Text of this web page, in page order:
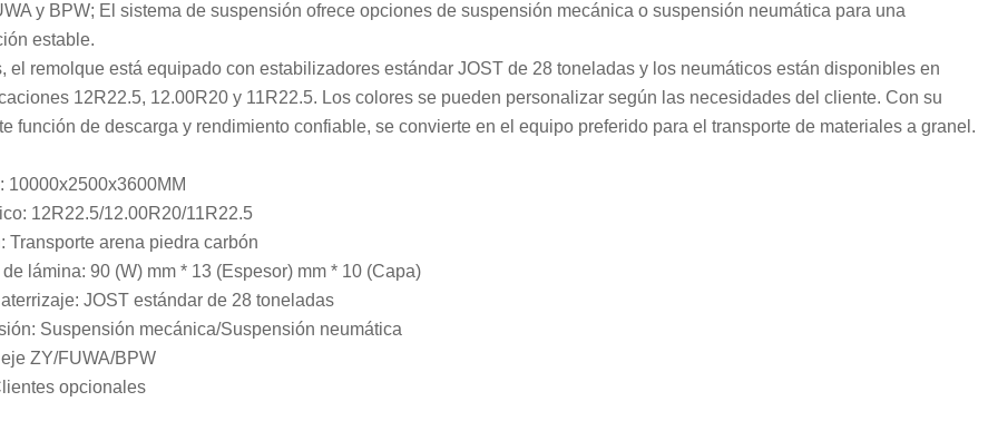
y BPW; El sistema de suspensión ofrece opciones de suspensión mecánica o suspensión neumática para una
estable.
el remolque está equipado con estabilizadores estándar JOST de 28 toneladas y los neumáticos están disponibles en
12R22.5, 12.00R20 y 11R22.5. Los colores se pueden personalizar según las necesidades del cliente. Con su
función de descarga y rendimiento confiable, se convierte en el equipo preferido para el transporte de materiales a granel.
10000x2500x3600MM
12R22.5/12.00R20/11R22.5
Transporte arena piedra carbón
de lámina: 90 (W) mm * 13 (Espesor) mm * 10 (Capa)
JOST estándar de 28 toneladas
Suspensión mecánica/Suspensión neumática
ZY/FUWA/BPW
opcionales